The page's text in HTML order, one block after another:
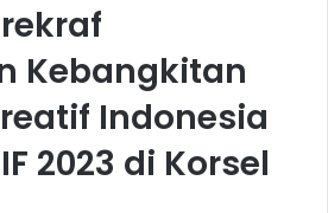
Kebangkitan
Indonesia
2023 di Korsel